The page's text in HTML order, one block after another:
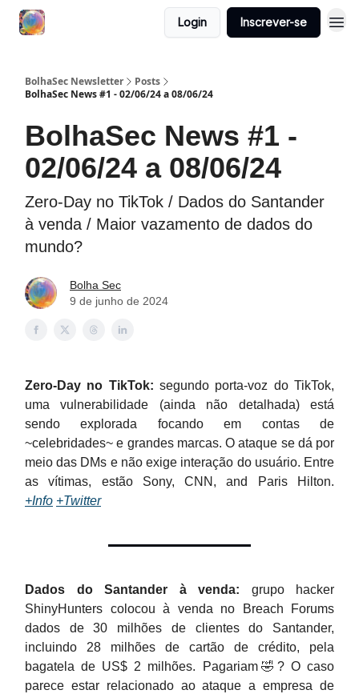
Login Inscrever-se
BolhaSec Newsletter
Posts
BolhaSec News #1 - 02/06/24 a 08/06/24
BolhaSec News #1 -
02/06/24 a 08/06/24
Zero-Day no TikTok / Dados do Santander
à venda / Maior vazamento de dados do
mundo?
Bolha Sec
9 de junho de 2024
Zero-Day no TikTok: segundo porta-voz do TikTok,
uma vulnerabilidade (ainda não detalhada) está
sendo explorada focando em contas de
~celebridades~ e grandes marcas. O ataque se dá por
meio das DMs e não exige interação do usuário. Entre
as vítimas, estão Sony, CNN, and Paris Hilton.
+Info +Twitter
Dados do Santander à venda: grupo hacker
ShinyHunters colocou à venda no Breach Forums
dados de 30 milhões de clientes do Santander,
incluindo 28 milhões de cartão de crédito, pela
bagatela de US$ 2 milhões. Pagariam🤣? O caso
parece estar relacionado ao ataque a empresa de